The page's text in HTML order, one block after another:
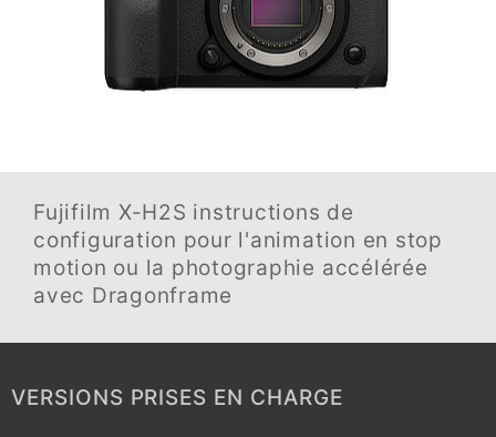
Fujifilm X-H2S instructions de
configuration pour l'animation en stop
motion ou la photographie accélérée
avec Dragonframe
VERSIONS PRISES EN CHARGE